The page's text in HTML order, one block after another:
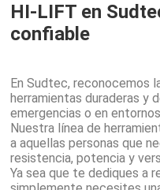
HI-LIFT en
confiable
En Sudtec, reconocemos
herramientas duraderas y
emergencias o en
Nuestra línea de
a aquellas personas que
resistencia, potencia y
Ya sea que te dediques a